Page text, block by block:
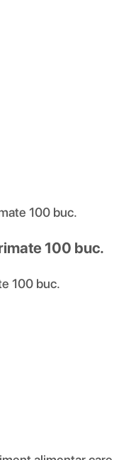
100 buc.
100 buc.